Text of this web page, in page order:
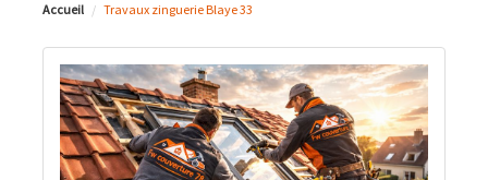
Accueil Travaux zinguerie Blaye 33